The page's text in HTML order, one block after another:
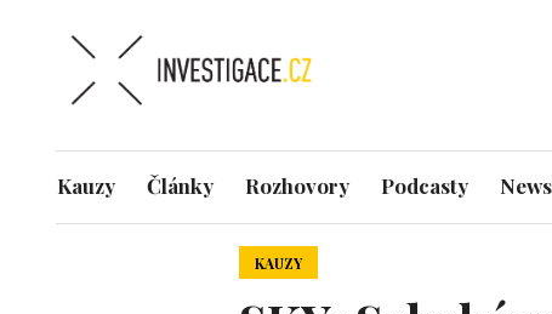
Kauzy Články Rozhovory Podcasty
KAUZY